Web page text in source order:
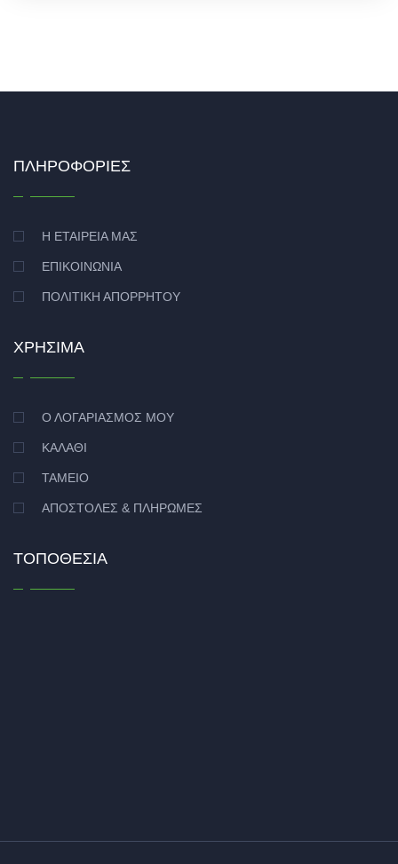
ΠΛΗΡΟΦΟΡΊΕΣ
Η ΕΤΑΙΡΕΊΑ ΜΑΣ
ΕΠΙΚΟΙΝΩΝΊΑ
ΠΟΛΙΤΙΚΉ ΑΠΟΡΡΉΤΟΥ
ΧΡΉΣΙΜΑ
Ο ΛΟΓΑΡΙΑΣΜΌΣ ΜΟΥ
ΚΑΛΆΘΙ
ΤΑΜΕΊΟ
ΑΠΟΣΤΟΛΈΣ & ΠΛΗΡΩΜΈΣ
ΤΟΠΟΘΕΣΊΑ